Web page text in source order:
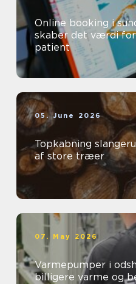
Online booking i
skaber det værdi
patient
05. June 2026
Topkabning slangerup sikker
af store træer
07. May 2026
Varmepumper i
billigere varme og